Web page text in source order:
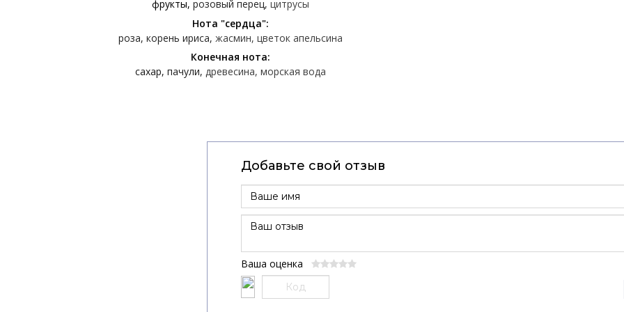
фрукты розовый перец цитрусы
Нота "сердца":
роза корень ириса жасмин цветок апельсина
Конечная нота:
сахар пачули древесина морская вода
Добавьте свой отзыв
Ваша оценка